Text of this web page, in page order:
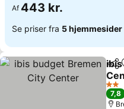
Af 443 kr.
Se priser fra 5 hjemmesider
Del
Se
2
7,8